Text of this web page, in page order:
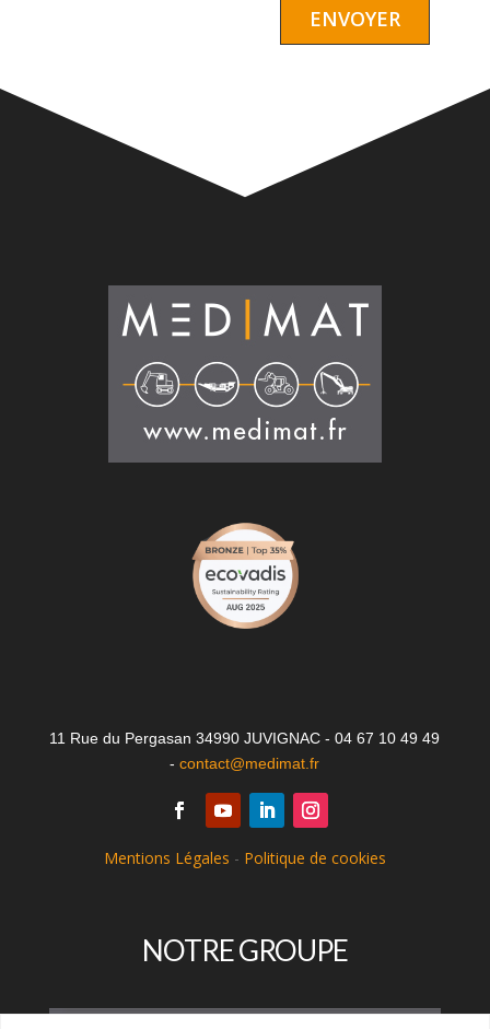
11 Rue du Pergasan 34990 JUVIGNAC - 04 67 10 49 49
-contact@medimat.fr
Mentions Légales - Politique de cookies
NOTRE GROUPE